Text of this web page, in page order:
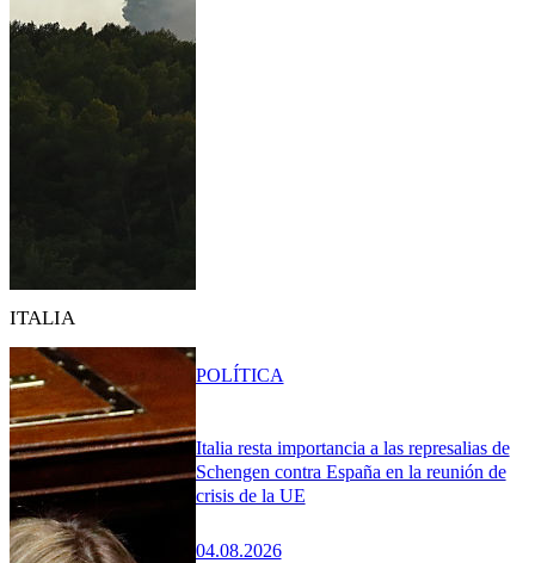
ITALIA
Italia resta importancia a las represalias de
Schengen contra España en la reunión de
crisis de la UE
04.08.2026
POLÍTICA